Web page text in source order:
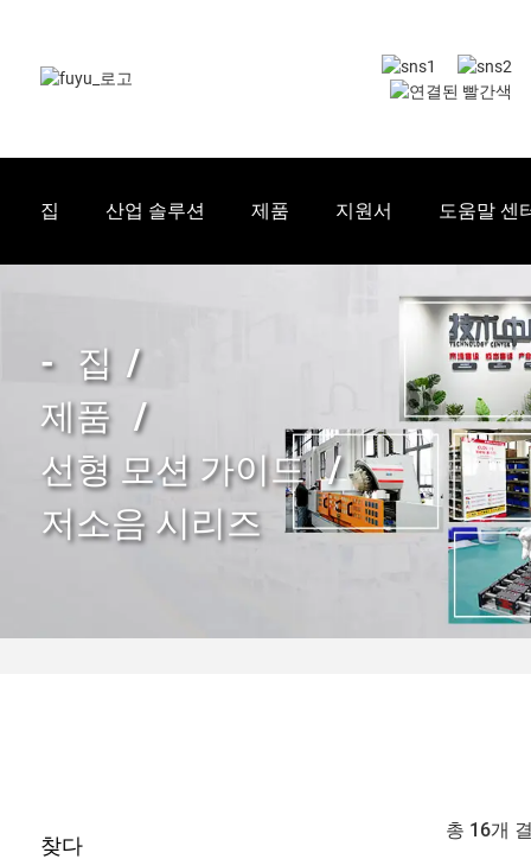
집 산업 솔루션 제품 지원서 도움말 센
집
제품
선형 모션 가이드
저소음 시리즈
찾다
총 16개